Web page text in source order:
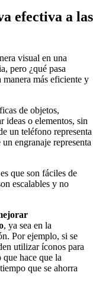
efectiva a las
visual en una
pero ¿qué pasa
más eficiente y
de objetos,
ideas o elementos, sin
un teléfono representa
engranaje representa
es que son fáciles de
escalables y no
, ya sea en la
Por ejemplo, si se
utilizar íconos para
hace que la
que se ahorra